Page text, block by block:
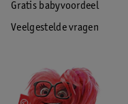
Gratis babyvoordeel
Veelgestelde vragen